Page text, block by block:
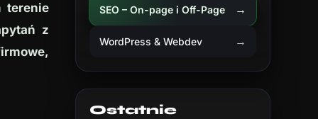
terenie
z
SEO – On-page i Off-Page →
WordPress & Webdev →
Ostatnie